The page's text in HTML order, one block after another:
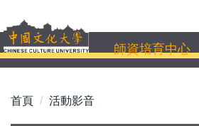
到
主
要
容
師資培育中心
首頁 活動影音